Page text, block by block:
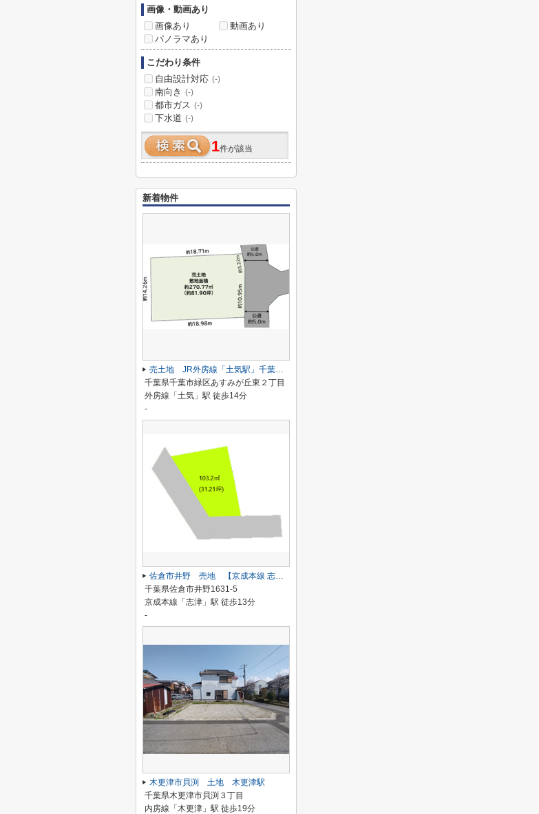
画像・動画あり
画像あり
動画あり
パノラマあり
こだわり条件
自由設計対応 (-)
南向き (-)
都市ガス (-)
下水道 (-)
1件が該当
新着物件
売土地 JR外房線「土気駅」千葉市緑区あすみが丘東２丁目
千葉県千葉市緑区あすみが丘東２丁目
外房線「土気」駅 徒歩14分
-
佐倉市井野 売地 【京成本線 志津駅】
千葉県佐倉市井野1631-5
京成本線「志津」駅 徒歩13分
-
木更津市貝渕 土地 木更津駅
千葉県木更津市貝渕３丁目
内房線「木更津」駅 徒歩19分